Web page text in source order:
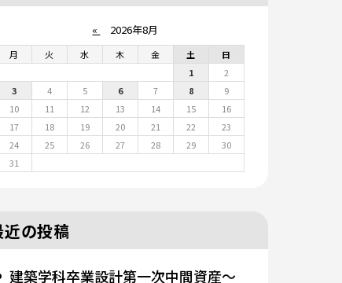
« 2026年8月
月 火 水 木 金 土
日
1
2
3
4 5 6 7 8
9
10
11 12 13 14 15
16
17
18 19 20 21 22
23
24
25 26 27 28 29
30
31
近の投稿
建築学科卒業設計第一次中間資産～